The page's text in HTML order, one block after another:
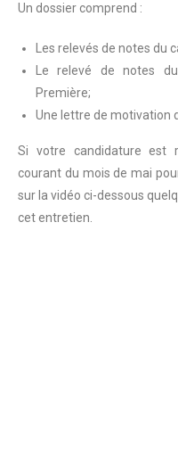
Un dossier comprend :
Les relevés de notes du
Le relevé de notes
Première;
Une lettre de motivation
Si votre candidature est
courant du mois de mai
sur la vidéo ci-dessous
cet entretien.